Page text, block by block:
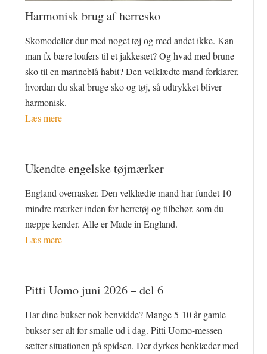
Harmonisk brug af herresko
Skomodeller dur med noget tøj og med andet ikke. Kan
man fx bære loafers til et jakkesæt? Og hvad med brune
sko til en marineblå habit? Den velklædte mand forklarer,
hvordan du skal bruge sko og tøj, så udtrykket bliver
harmonisk.
Læs mere
Ukendte engelske tøjmærker
England overrasker. Den velklædte mand har fundet 10
mindre mærker inden for herretøj og tilbehør, som du
næppe kender. Alle er Made in England.
Læs mere
Pitti Uomo juni 2026 – del 6
Har dine bukser nok benvidde? Mange 5-10 år gamle
bukser ser alt for smalle ud i dag. Pitti Uomo-messen
sætter situationen på spidsen. Der dyrkes benklæder med